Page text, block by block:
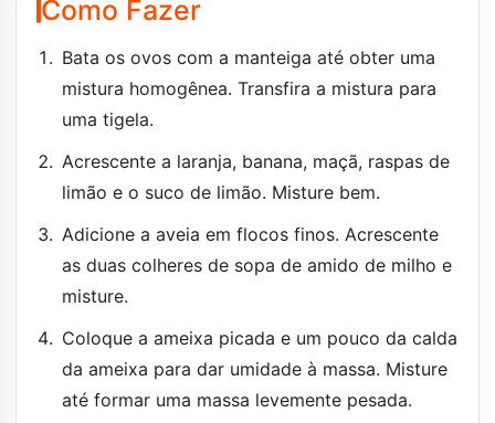
Como Fazer
Bata os ovos com a manteiga até obter uma
mistura homogênea. Transfira a mistura para
uma tigela.
Acrescente a laranja, banana, maçã, raspas de
limão e o suco de limão. Misture bem.
Adicione a aveia em flocos finos. Acrescente
as duas colheres de sopa de amido de milho e
misture.
Coloque a ameixa picada e um pouco da calda
da ameixa para dar umidade à massa. Misture
até formar uma massa levemente pesada.